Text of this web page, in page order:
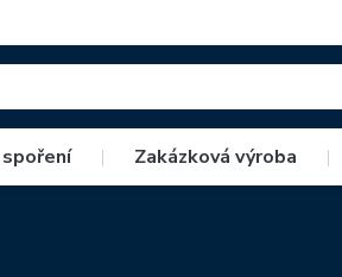
| Zakázková výroba |